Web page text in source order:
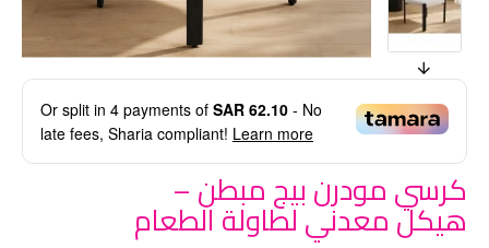
Or split in 4 payments of SAR 62.10 - No
late fees, Sharia compliant! Learn more
كرسي مودرن بيج مبطن –
هيكل معدني لطاولة الطعام